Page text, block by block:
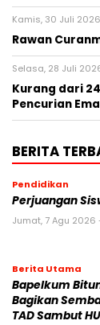
Kamis, 30 Juli
Rawan
Selasa, 28 Juli
Kurang dari
Pencurian
BERITA
Pendidikan
Perjuangan
Jumat, 7 Agu 2026
Berita Utama
Bapelkum
Bagikan
TAD Sambut